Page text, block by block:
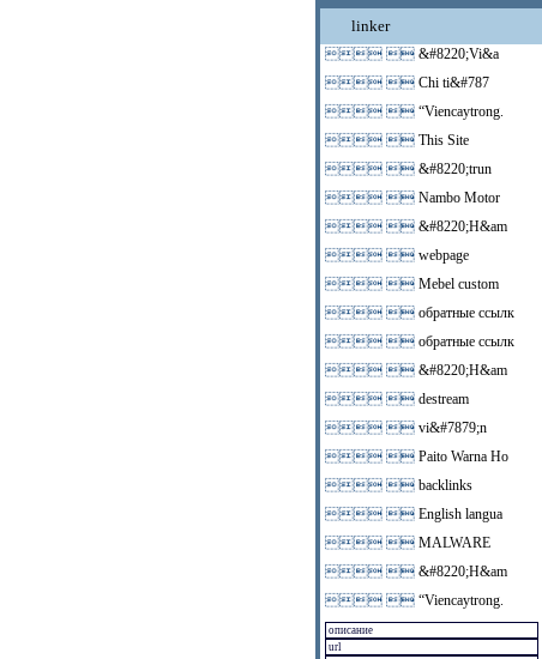
linker
  &#8220;Vi&a
  Chi ti&#787
  “Viencaytrong.
  This Site
  &#8220;trun
  Nambo Motor
  &#8220;H&am
  webpage
  Mebel custom
  обратные ссылк
  обратные ссылк
  &#8220;H&am
  destream
  vi&#7879;n
  Paito Warna Ho
  backlinks
  English langua
  MALWARE
  &#8220;H&am
  “Viencaytrong.